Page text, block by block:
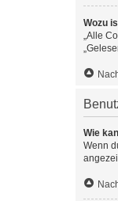
Wozu
„Alle
Wie
Wenn